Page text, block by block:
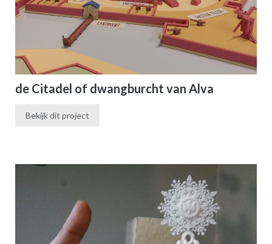
de Citadel of dwangburcht van Alva
Bekijk dit project